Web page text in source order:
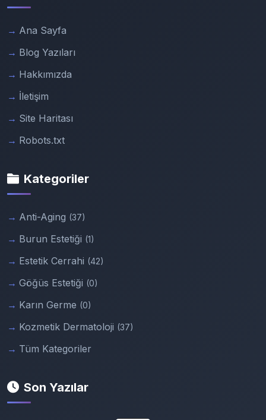
Ana Sayfa
Blog Yazıları
Hakkımızda
İletişim
Site Haritası
Robots.txt
Kategoriler
Anti-Aging (37)
Burun Estetiği (1)
Estetik Cerrahi (42)
Göğüs Estetiği (0)
Karın Germe (0)
Kozmetik Dermatoloji (37)
Tüm Kategoriler
Son Yazılar